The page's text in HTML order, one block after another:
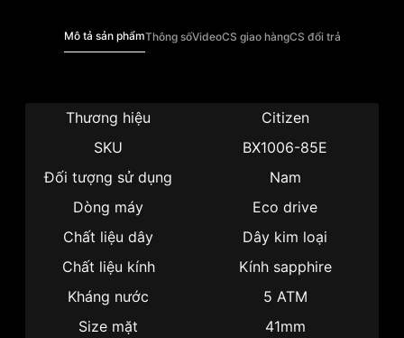
Mô tả sản phẩmThông sốVideoCS giao hàngCS đổi trả
Thương hiệu
Citizen
SKU
BX1006-85E
Đối tượng sử dụng
Nam
Dòng máy
Eco drive
Chất liệu dây
Dây kim loại
Chất liệu kính
Kính sapphire
Kháng nước
5 ATM
Size mặt
41mm